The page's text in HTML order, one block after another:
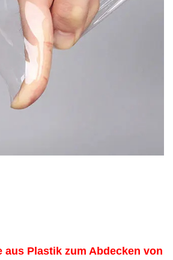
aus Plastik zum Abdecken von